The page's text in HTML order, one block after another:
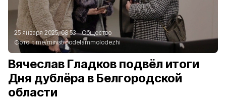
25 января 2025, 08:53
Общество
Фото:t.me/ministrpodelammolodezhi
Вячеслав Гладков подвёл итоги
Дня дублёра в Белгородской
области